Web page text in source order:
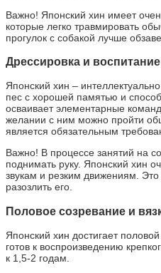
Важно! Японский хин имеет
которые легко травмировать
прогулок с собакой лучше
Дрессировка и воспитание
Японский хин –
пес с хорошей памятью и
осваивает элементарные
желании с ним можно пройти
является обязательным
Важно! В процессе занятий на
поднимать руку. Японский хин
звукам и резким движениям.
разозлить его.
Половое созревание и
Японский хин достигает
готов к воспроизведению
к 1,5-2 годам.